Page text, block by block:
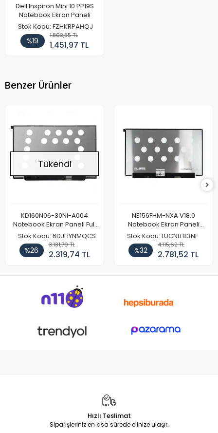
Dell Inspiron Mini 10 PP19S
Notebook Ekran Paneli
Stok Kodu: FZHKRPAHQJ
%19
1.802,85 TL
1.451,97 TL
Benzer Ürünler
Tükendi
KD160N06-30NI-A004
Notebook Ekran Paneli Full
HD
Stok Kodu: 6DJHYNMQCS
%26
3.131,70 TL
2.319,74 TL
NE156FHM-NXA V18.0
Notebook Ekran Paneli
144Hz
Stok Kodu: LUCNLF83NF
%32
4.115,62 TL
2.781,52 TL
Hızlı Teslimat
Siparişleriniz en kısa sürede elinize ulaşır.